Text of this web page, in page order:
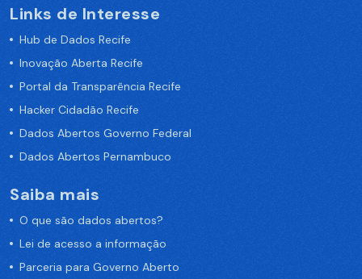
Links de Interesse
Hub de Dados Recife
Inovação Aberta Recife
Portal da Transparência Recife
Hacker Cidadão Recife
Dados Abertos Governo Federal
Dados Abertos Pernambuco
Saiba mais
O que são dados abertos?
Lei de acesso a informação
Parceria para Governo Aberto